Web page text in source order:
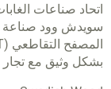
سويدش وود صناعة
بشكل وثيق مع تجار